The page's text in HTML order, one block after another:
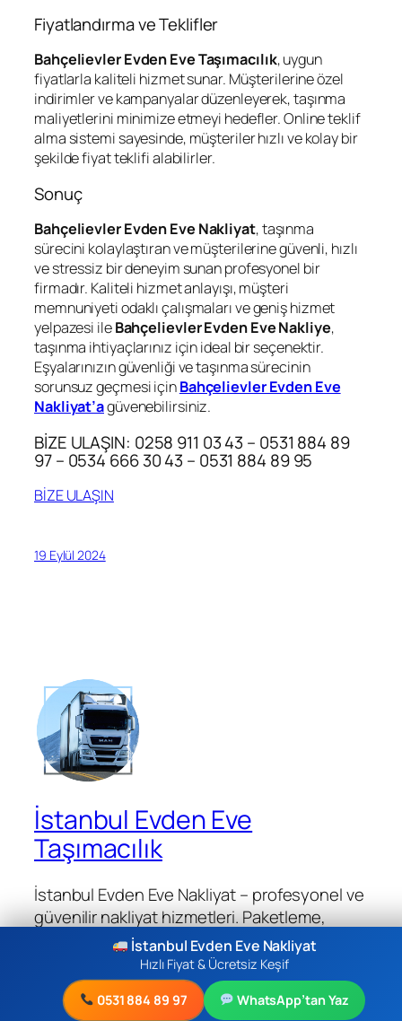
Fiyatlandırma ve Teklifler
Bahçelievler Evden Eve Taşımacılık, uygun
fiyatlarla kaliteli hizmet sunar. Müşterilerine özel
indirimler ve kampanyalar düzenleyerek, taşınma
maliyetlerini minimize etmeyi hedefler. Online teklif
alma sistemi sayesinde, müşteriler hızlı ve kolay bir
şekilde fiyat teklifi alabilirler.
Sonuç
Bahçelievler Evden Eve Nakliyat, taşınma
sürecini kolaylaştıran ve müşterilerine güvenli, hızlı
ve stressiz bir deneyim sunan profesyonel bir
firmadır. Kaliteli hizmet anlayışı, müşteri
memnuniyeti odaklı çalışmaları ve geniş hizmet
yelpazesi ileBahçelievler Evden Eve Nakliye,
taşınma ihtiyaçlarınız için ideal bir seçenektir.
Eşyalarınızın güvenliği ve taşınma sürecinin
sorunsuz geçmesi içinBahçelievler Evden Eve
Nakliyat’agüvenebilirsiniz.
BİZE ULAŞIN: 0258 911 03 43 – 0531 884 89
97 – 0534 666 30 43 – 0531 884 89 95
BİZE ULAŞIN
19 Eylül 2024
İstanbul Evden Eve
Taşımacılık
İstanbul Evden Eve Nakliyat – profesyonel ve
güvenilir nakliyat hizmetleri. Paketleme,
taşıma, montaj ve teslimat çözümleri.
İstanbul Evden Eve Nakliyat
Hızlı Fiyat & Ücretsiz Keşif
0531 884 89 97 WhatsApp’tan Yaz